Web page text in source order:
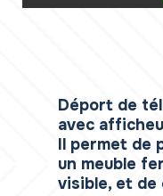
Déport de
avec
Il permet de
un meuble
visible, et de